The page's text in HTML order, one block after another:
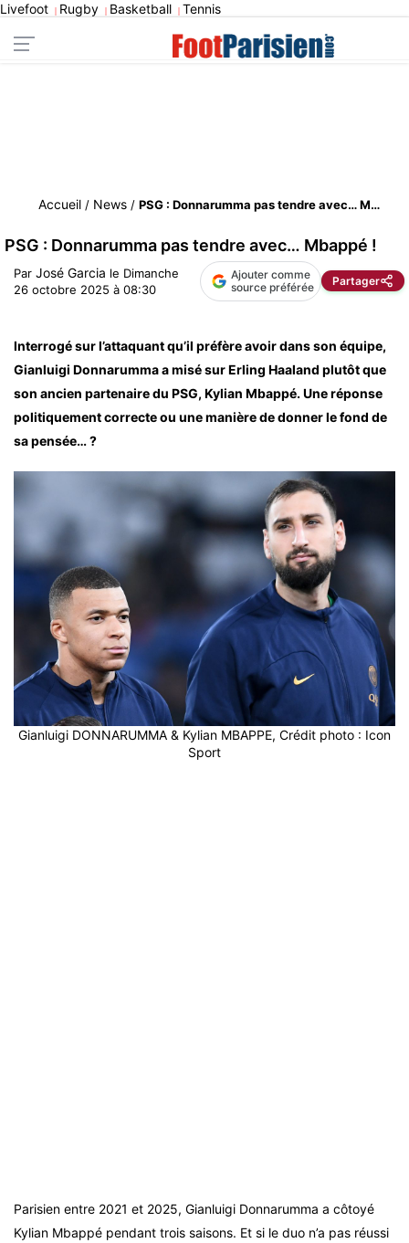
Livefoot | Rugby | Basketball | Tennis
Accueil / News / PSG : Donnarumma pas tendre avec… Mbappé !
PSG : Donnarumma pas tendre avec… Mbappé !
Par José Garcia le Dimanche
26 octobre 2025 à 08:30
Ajouter comme
source préférée
Partager
Interrogé sur l’attaquant qu’il préfère avoir dans son équipe,
Gianluigi Donnarumma a misé sur Erling Haaland plutôt que
son ancien partenaire du PSG, Kylian Mbappé. Une réponse
politiquement correcte ou une manière de donner le fond de
sa pensée… ?
Gianluigi DONNARUMMA & Kylian MBAPPE, Crédit photo : Icon
Sport
Parisien entre 2021 et 2025, Gianluigi Donnarumma a côtoyé
Kylian Mbappé pendant trois saisons. Et si le duo n’a pas réussi